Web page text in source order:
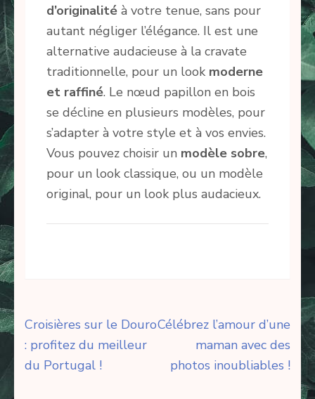
d’originalité à votre tenue, sans pour
autant négliger l’élégance. Il est une
alternative audacieuse à la cravate
traditionnelle, pour un look moderne
et raffiné. Le nœud papillon en bois
se décline en plusieurs modèles, pour
s’adapter à votre style et à vos envies.
Vous pouvez choisir un modèle sobre,
pour un look classique, ou un modèle
original, pour un look plus audacieux.
Navigation
de
l’article
Croisières sur le Douro
: profitez du meilleur
du Portugal !
Célébrez l’amour d’une
maman avec des
photos inoubliables !